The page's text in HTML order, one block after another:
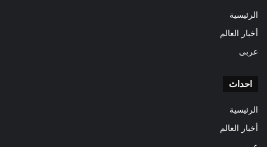
الرئيسية
أخبار العالم
عربى
احداث
الرئيسية
أخبار العالم